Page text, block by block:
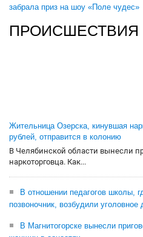
забрала приз на шоу «Поле чудес»
ПРОИСШЕСТВИЯ
Жительница Озерска, кинувшая
рублей, отправится в колонию
В Челябинской области вынесли
наркоторговца. Как...
В отношении педагогов школы,
позвоночник, возбудили уголовное
В Магнитогорске вынесли